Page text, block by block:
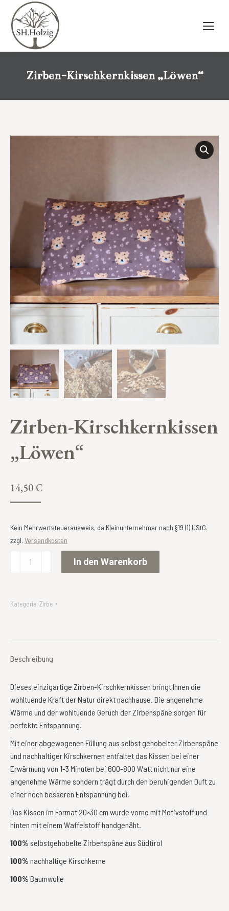
Zirben-Kirschkernkissen „Löwen“
Zirben-Kirschkernkissen
„Löwen“
14,50€
Kein Mehrwertsteuerausweis, da Kleinunternehmer nach §19 (1) UStG.
zzgl. Versandkosten
In den Warenkorb
Kategorie: Zirbe
Beschreibung
Dieses einzigartige Zirben-Kirschkernkissen bringt Ihnen die
wohltuende Kraft der Natur direkt nachhause. Die angenehme
Wärme und der wohltuende Geruch der Zirbenspäne sorgen für
perfekte Entspannung.
Mit einer abgewogenen Füllung aus selbst gehobelter Zirbenspäne
und nachhaltiger Kirschkernen entfaltet das Kissen bei einer
Erwärmung von 1-3 Minuten bei 600-800 Watt nicht nur eine
angenehme Wärme sondern trägt durch den beruhigenden Duft zu
einer noch besseren Entspannung bei.
Das Kissen im Format 20×30 cm wurde vorne mit Motivstoff und
hinten mit einem Waffelstoff handgenäht.
100% selbstgehobelte Zirbenspäne aus Südtirol
100% nachhaltige Kirschkerne
100% Baumwolle